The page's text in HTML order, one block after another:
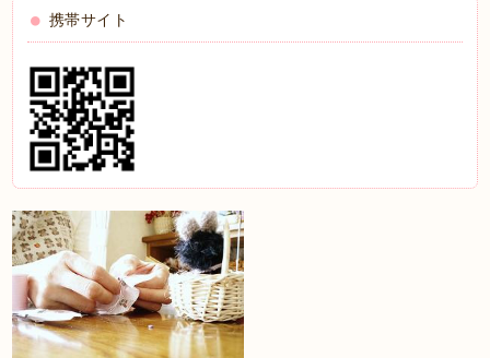
携帯サイト